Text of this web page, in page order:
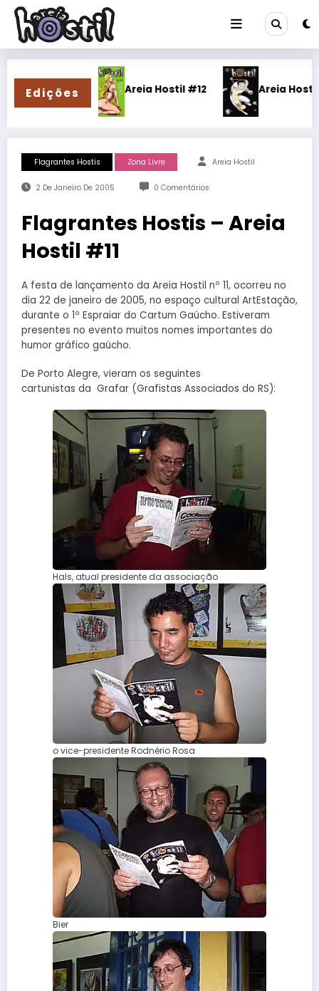
Pular
para
conteúdo
EdiçõesAreia Hostil #12 Areia Hostil #11
Flagrantes Hostis Zona Livre Areia Hostil
2 De Janeiro De 2005 0 Comentários
Flagrantes Hostis – Areia
Hostil #11
A festa de lançamento da Areia Hostil nº 11, ocorreu no
dia 22 de janeiro de 2005, no espaço cultural ArtEstação,
durante o 1º Espraiar do Cartum Gaúcho. Estiveram
presentes no evento muitos nomes importantes do
humor gráfico gaúcho.
De Porto Alegre, vieram os seguintes
cartunistas da Grafar (Grafistas Associados do RS):
Hals, atual presidente da associação
o vice-presidente Rodnério Rosa
Bier